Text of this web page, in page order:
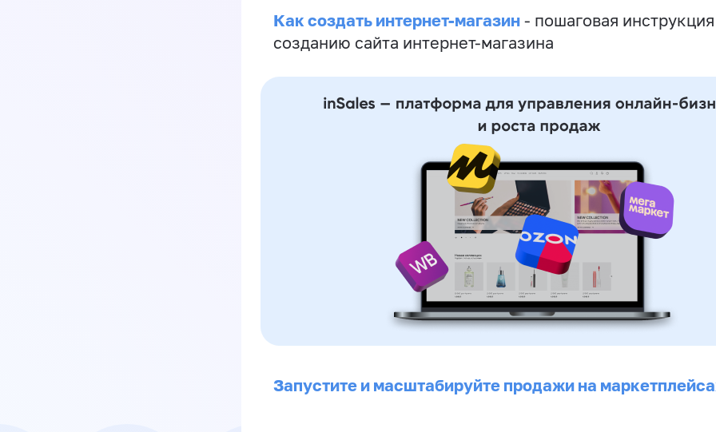
Как создать интернет-магазин - пошаговая
созданию сайта интернет-магазина
Запустите и масштабируйте продажи на